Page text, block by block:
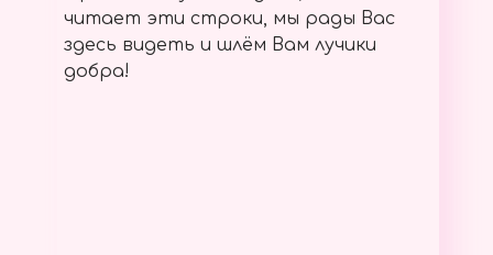
читает эти строки, мы рады Вас
здесь видеть и шлём Вам лучики
добра!